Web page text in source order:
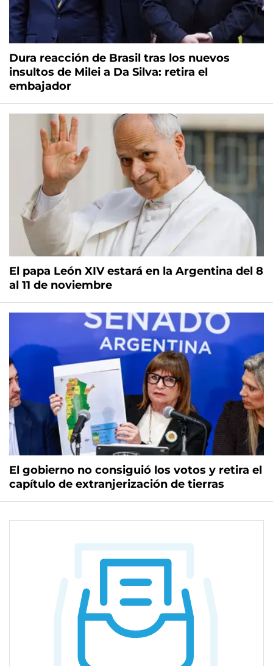
Dura reacción de Brasil tras los nuevos
insultos de Milei a Da Silva: retira el
embajador
El papa León XIV estará en la Argentina del 8
al 11 de noviembre
El gobierno no consiguió los votos y retira el
capítulo de extranjerización de tierras